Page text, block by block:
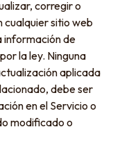
corregir o
cualquier sitio web
información de
la ley. Ninguna
aplicada
debe ser
en el Servicio o
modificado o